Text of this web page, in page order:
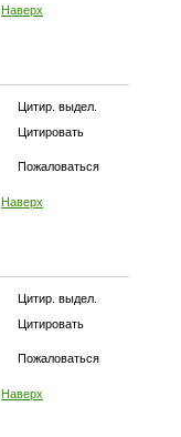
Наверх
Цитир. выдел.
Цитировать
Пожаловаться
Наверх
Цитир. выдел.
Цитировать
Пожаловаться
Наверх